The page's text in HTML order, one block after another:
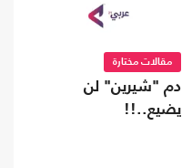
مقالات مختارة
دم "شيرين" لن
يضيع..!!